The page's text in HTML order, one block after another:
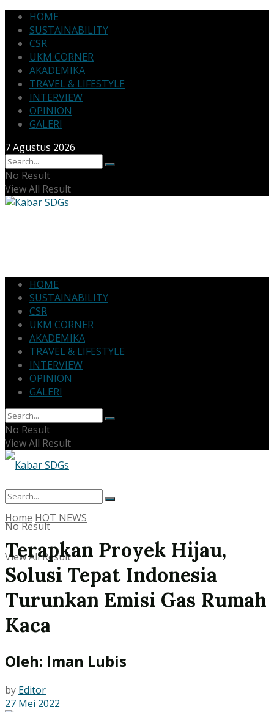
HOME
SUSTAINABILITY
CSR
UKM CORNER
AKADEMIKA
TRAVEL & LIFESTYLE
INTERVIEW
OPINION
GALERI
7 Agustus 2026
No Result
View All Result
HOME
SUSTAINABILITY
CSR
UKM CORNER
AKADEMIKA
TRAVEL & LIFESTYLE
INTERVIEW
OPINION
GALERI
No Result
View All Result
No Result
View All Result
Home HOT NEWS
Terapkan Proyek Hijau,
Solusi Tepat Indonesia
Turunkan Emisi Gas Rumah
Kaca
Oleh: Iman Lubis
by Editor
27 Mei 2022